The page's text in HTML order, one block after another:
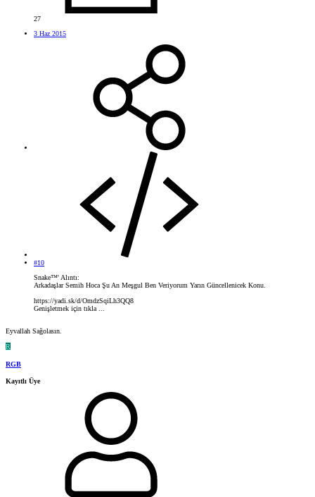
27
3 Haz 2015
#10
Snake™' Alıntı:
Arkadaşlar Semih Hoca Şu An Meşgul Ben Veriyorum Yarın Güncellenicek Konu.
https://yadi.sk/d/OmdzSqiLh3QQ8
Genişletmek için tıkla ...
Eyvallah Sağolasın.
R
RGB
Kayıtlı Üye